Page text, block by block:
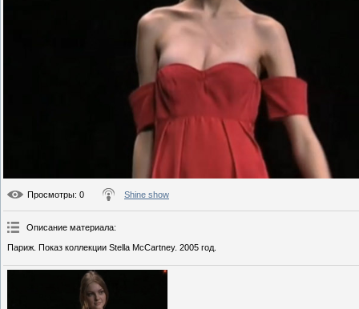
Просмотры: 0 Shine show
Описание материала:
Париж. Показ коллекции Stella McCartney. 2005 год.